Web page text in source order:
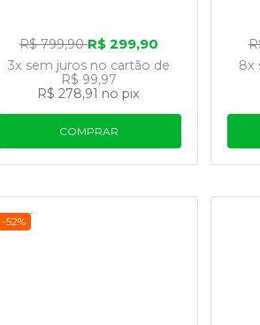
R$ 799,90R$ 299,90
3x sem juros no cartão de
R$ 99,97
R$ 278,91 no pix
COMPRAR
8x
-52%